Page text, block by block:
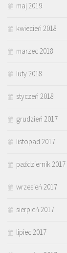
maj 2019
kwiecień 2018
marzec 2018
luty 2018
styczeń 2018
grudzień 2017
listopad 2017
październik 2017
wrzesień 2017
sierpień 2017
lipiec 2017